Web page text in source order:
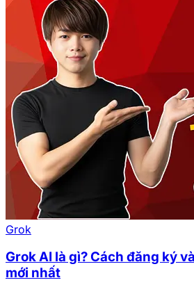
Grok
Grok AI là gì? Cách đăng ký
mới nhất